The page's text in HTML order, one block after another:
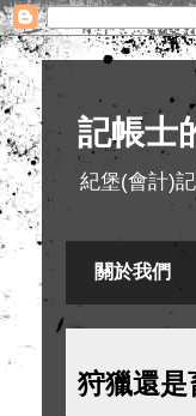
記帳士
紀堡(會計)
關於我們
狩獵還是